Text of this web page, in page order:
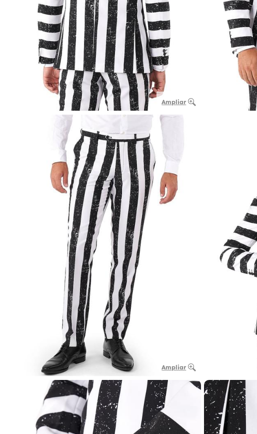
Ampliar
Ampliar